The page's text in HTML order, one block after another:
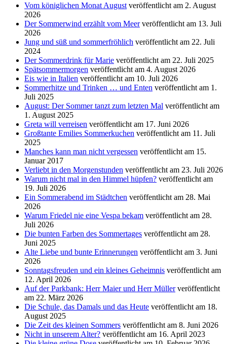
Vom königlichen Monat August veröffentlicht am 2. August
2026
Der Sommerwind erzählt vom Meer veröffentlicht am 13. Juli
2026
Jung und süß und sommerfröhlich veröffentlicht am 22. Juli
2024
Der Sommerdrink für Marie veröffentlicht am 22. Juli 2025
Spätsommermorgen veröffentlicht am 4. August 2026
Eis wie in Italien veröffentlicht am 10. Juli 2026
Sommerhitze und Trinken … und Enten veröffentlicht am 1.
Juli 2025
August: Der Sommer tanzt zum letzten Mal veröffentlicht am
1. August 2025
Greta will verreisen veröffentlicht am 17. Juni 2026
Großtante Emilies Sommerkuchen veröffentlicht am 11. Juli
2025
Manches kann man nicht vergessen veröffentlicht am 15.
Januar 2017
Verliebt in den Morgenstunden veröffentlicht am 23. Juli 2026
Warum nicht mal in den Himmel hüpfen? veröffentlicht am
19. Juli 2026
Ein Sommerabend im Städtchen veröffentlicht am 28. Mai
2026
Warum Friedel nie eine Vespa bekam veröffentlicht am 28.
Juli 2026
Die bunten Farben des Sommertages veröffentlicht am 28.
Juni 2025
Alte Liebe und bunte Erinnerungen veröffentlicht am 3. Juni
2026
Sonntagsfreuden und ein kleines Geheimnis veröffentlicht am
12. April 2026
Auf der Parkbank: Herr Maier und Herr Müller veröffentlicht
am 22. März 2026
Die Schule, das Damals und das Heute veröffentlicht am 18.
August 2025
Die Zeit des kleinen Sommers veröffentlicht am 8. Juni 2026
Nicht in unserem Alter? veröffentlicht am 16. April 2023